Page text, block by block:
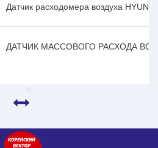
Датчик расходомера воздуха
ДАТЧИК МАССОВОГО РАСХОДА